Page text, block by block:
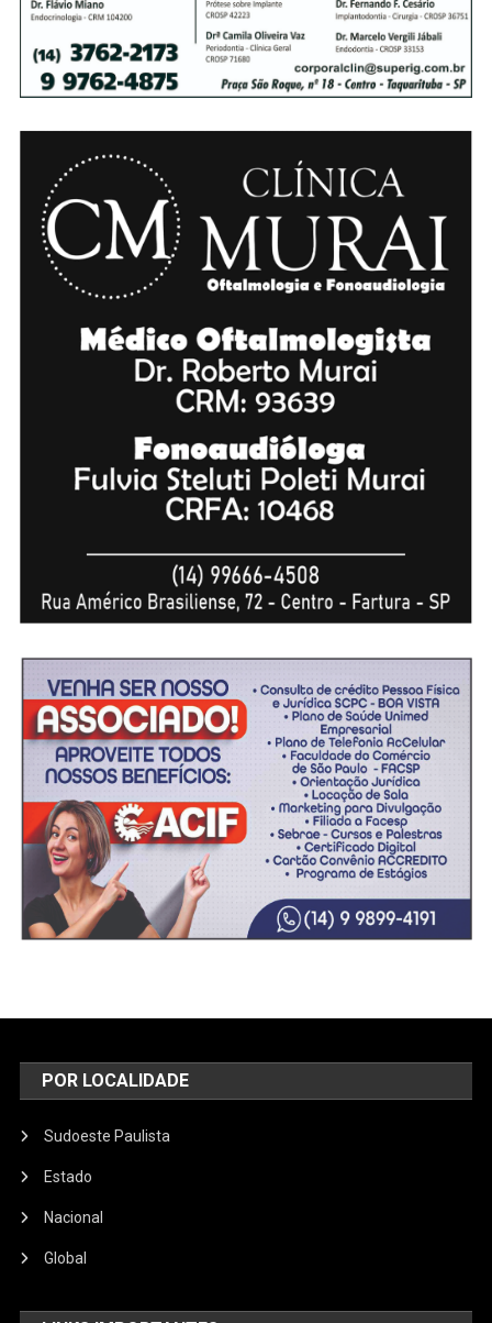
POR LOCALIDADE
Sudoeste Paulista
Estado
Nacional
Global